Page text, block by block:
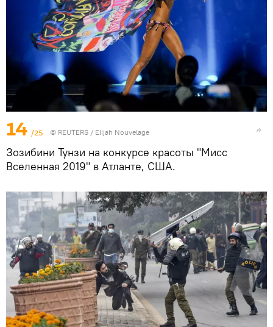
14 /25 © REUTERS / Elijah Nouvelage
Зозибини Тунзи на конкурсе красоты "Мисс
Вселенная 2019" в Атланте, США.